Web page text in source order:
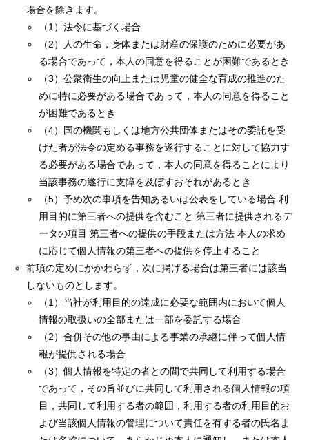
場合を除きます。
（1）法令に基づく場合
（2）人の生命，身体または財産の保護のために必要があ
る場合であって，本人の同意を得ることが困難であるとき
（3）公衆衛生の向上または児童の健全な育成の推進のた
めに特に必要がある場合であって，本人の同意を得ること
が困難であるとき
（4）国の機関もしくは地方公共団体またはその委託を受
けた者が法令の定める事務を遂行することに対して協力す
る必要がある場合であって，本人の同意を得ることにより
当該事務の遂行に支障を及ぼすおそれがあるとき
（5）予め次の事項を告知あるいは公表をしている場合 利
用目的に第三者への提供を含むこと 第三者に提供されるデ
ータの項目 第三者への提供の手段または方法 本人の求め
に応じて個人情報の第三者への提供を停止すること
前項の定めにかかわらず，次に掲げる場合は第三者には該当
しないものとします。
（1）当社が利用目的の達成に必要な範囲内において個人
情報の取扱いの全部または一部を委託する場合
（2）合併その他の事由による事業の承継に伴って個人情
報が提供される場合
（3）個人情報を特定の者との間で共同して利用する場合
であって，その旨並びに共同して利用される個人情報の項
目，共同して利用する者の範囲，利用する者の利用目的お
よび当該個人情報の管理について責任を有する者の氏名ま